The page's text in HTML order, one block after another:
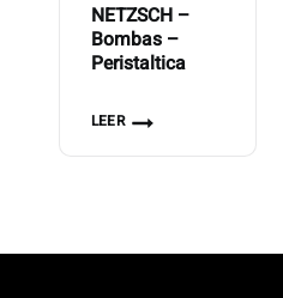
NETZSCH –
Bombas –
Peristaltica
LEER